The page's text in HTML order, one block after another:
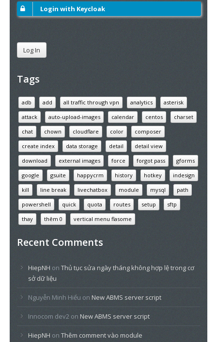
Login with Keycloak
Log In
Tags
adb add all traffic through vpn analytics
asterisk
attack
auto-upload-images calendar centos
charset
chat
chown cloudflare color
composer
create index
data storage detail
detail view
download
external images force forgot pass
gforms
google
gsuite happycrm history hotkey
indesign
kill
line break livechatbox module mysql
path
powershell
quick quota routes setup
sftp
thay
thêm 0 vertical menu flasome
Recent Comments
HiepNH on Thủ tục sửa ngày tháng không hợp lệ trong cơ
sở dữ liệu
Nguyễn Minh Hiếu on New ABMS server script
Innocom dev2 on New ABMS server script
HiepNH on Thêm comment vào module